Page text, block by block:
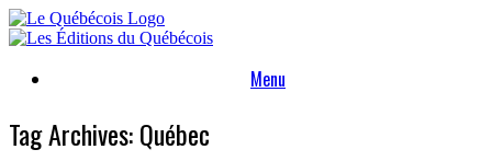
Skip
to
Menu
Tag Archives:Québec